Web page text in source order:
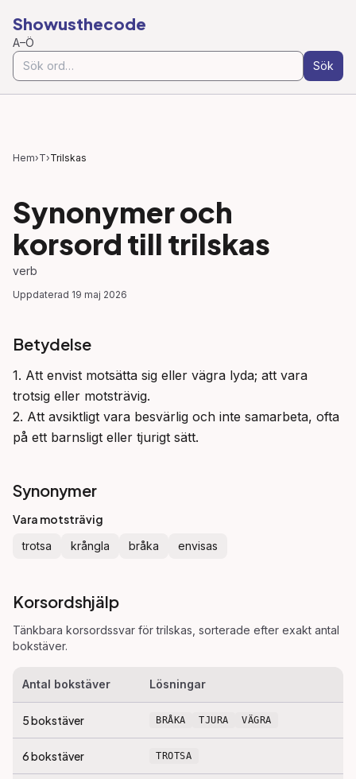
Showusthecode
A–Ö
Sök
Hem›T›Trilskas
Synonymer och
korsord till trilskas
verb
Uppdaterad 19 maj 2026
Betydelse
1. Att envist motsätta sig eller vägra lyda; att vara
trotsig eller motsträvig.
2. Att avsiktligt vara besvärlig och inte samarbeta, ofta
på ett barnsligt eller tjurigt sätt.
Synonymer
Vara motsträvig
trotsa krångla bråka envisas
Korsordshjälp
Tänkbara korsordssvar förtrilskas , sorterade efter exakt antal
bokstäver.
Antal bokstäver Lösningar
5bokstäver BRÅKA TJURA VÄGRA
6bokstäver TROTSA